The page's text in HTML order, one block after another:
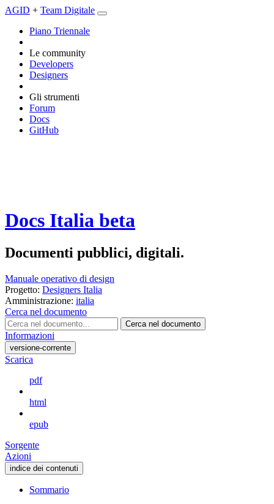
AGID + Team Digitale
Piano Triennale
Le community
Developers
Designers
Gli strumenti
Forum
Docs
GitHub
Docs Italia beta
Documenti pubblici, digitali.
Manuale operativo di design
Progetto: Designers Italia
Amministrazione: italia
Cerca nel documento
Cerca nel documento
Informazioni
versione-corrente
Scarica
pdf
html
epub
Sorgente
Azioni
indice dei contenuti
Sommario